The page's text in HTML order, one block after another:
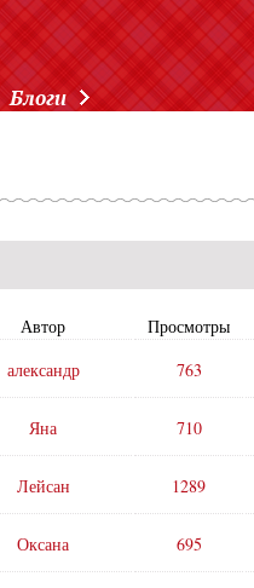
Блоги
Автор Просмотры
александр 763
Яна 710
Лейсан 1289
Оксана 695